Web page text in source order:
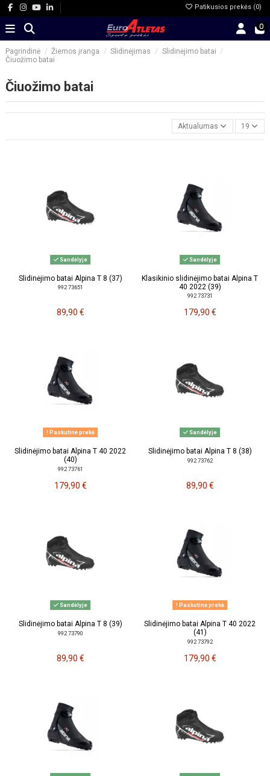
Patikusios prekės (0)
0
Pagrindinė Žiemos įranga Slidinėjimas
Slidinėjimo batai
Čiuožimo batai
Čiuožimo batai
Aktualumas 19
Sandėlyje
Slidinėjimo batai Alpina T 8 (37)
992 73651
89,90 €
Sandėlyje
Klasikinio slidinėjimo batai Alpina T
40 2022 (39)
992 73731
179,90 €
Paskutinė prekė
Slidinėjimo batai Alpina T 40 2022
(40)
992 73761
179,90 €
Sandėlyje
Slidinėjimo batai Alpina T 8 (38)
992 73762
89,90 €
Sandėlyje
Slidinėjimo batai Alpina T 8 (39)
992 73790
89,90 €
Paskutinė prekė
Slidinėjimo batai Alpina T 40 2022
(41)
992 73792
179,90 €